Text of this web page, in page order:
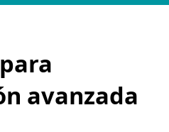
avanzada